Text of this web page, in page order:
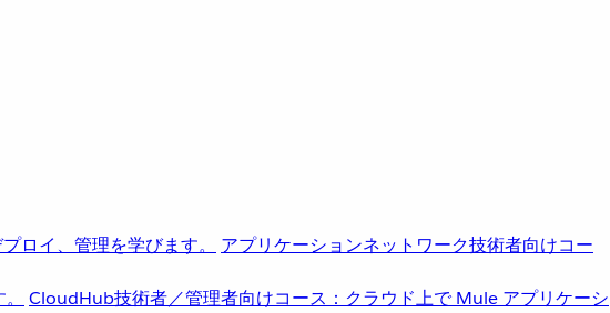
ロイ、管理を学びます。 アプリケーションネットワーク技術者向けコー
CloudHub技術者／管理者向けコース：クラウド上で Mule アプリケーシ